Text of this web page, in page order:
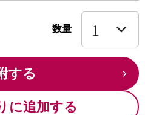
数量
する
に追加する